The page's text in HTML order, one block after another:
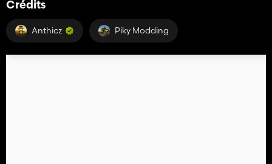
Crédits
Anthicz Piky Modding